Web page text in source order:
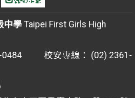
中學Taipei First Girls High
校安專線： (02) 2361-